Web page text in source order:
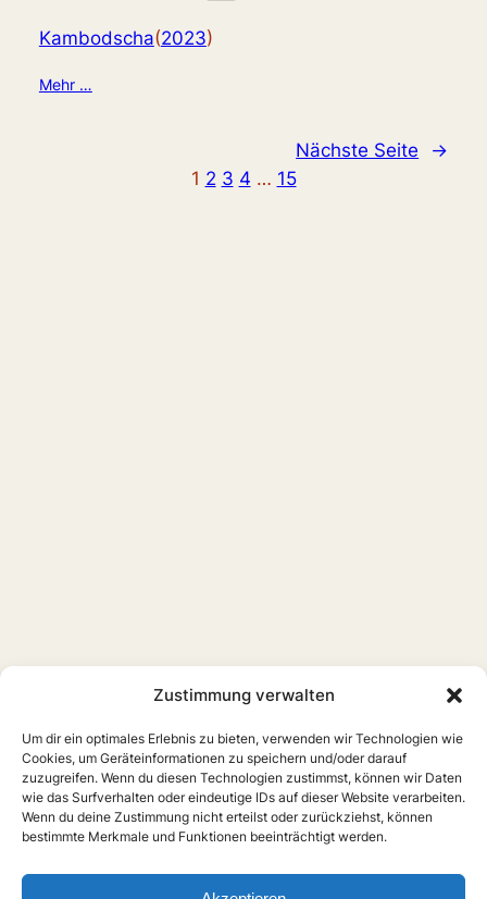
Zustimmung verwalten
Um dir ein optimales Erlebnis zu bieten, verwenden wir Technologien wie
Cookies, um Geräteinformationen zu speichern und/oder darauf
zuzugreifen. Wenn du diesen Technologien zustimmst, können wir Daten
wie das Surfverhalten oder eindeutige IDs auf dieser Website verarbeiten.
Wenn du deine Zustimmung nicht erteilst oder zurückziehst, können
bestimmte Merkmale und Funktionen beeinträchtigt werden.
Kambodscha(2023)
Mehr …
Nächste Seite
→
1 2 3 4 … 15
FilmeAnimeMusik